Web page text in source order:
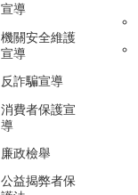
宣導
機關安全維護
宣導
反詐騙宣導
消費者保護宣
導
廉政檢舉
公益揭弊者保